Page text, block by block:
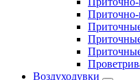
Воздуходувки